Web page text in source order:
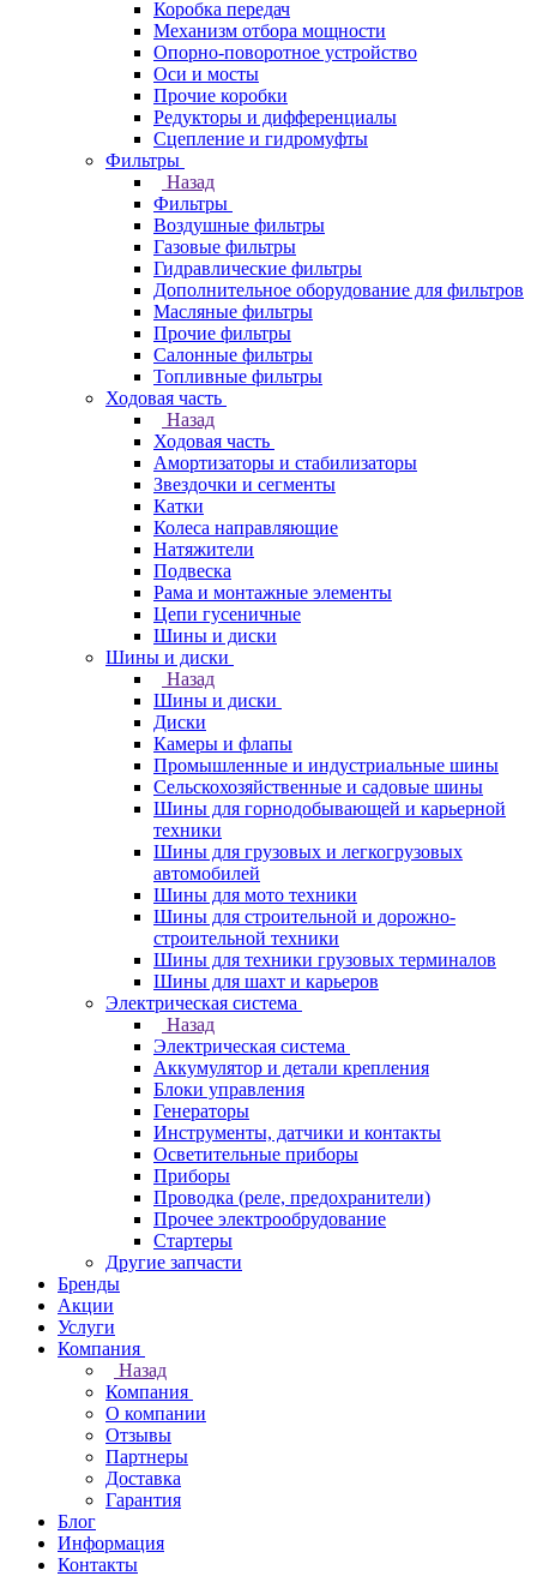
Коробка передач
Механизм отбора мощности
Опорно-поворотное устройство
Оси и мосты
Прочие коробки
Редукторы и дифференциалы
Сцепление и гидромуфты
Фильтры
Назад
Фильтры
Воздушные фильтры
Газовые фильтры
Гидравлические фильтры
Дополнительное оборудование для фильтров
Масляные фильтры
Прочие фильтры
Салонные фильтры
Топливные фильтры
Ходовая часть
Назад
Ходовая часть
Амортизаторы и стабилизаторы
Звездочки и сегменты
Катки
Колеса направляющие
Натяжители
Подвеска
Рама и монтажные элементы
Цепи гусеничные
Шины и диски
Шины и диски
Назад
Шины и диски
Диски
Камеры и флапы
Промышленные и индустриальные шины
Сельскохозяйственные и садовые шины
Шины для горнодобывающей и карьерной
техники
Шины для грузовых и легкогрузовых
автомобилей
Шины для мото техники
Шины для строительной и дорожно-
строительной техники
Шины для техники грузовых терминалов
Шины для шахт и карьеров
Электрическая система
Назад
Электрическая система
Аккумулятор и детали крепления
Блоки управления
Генераторы
Инструменты, датчики и контакты
Осветительные приборы
Приборы
Проводка (реле, предохранители)
Прочее электрообрудование
Стартеры
Другие запчасти
Бренды
Акции
Услуги
Компания
Назад
Компания
О компании
Отзывы
Партнеры
Доставка
Гарантия
Блог
Информация
Контакты